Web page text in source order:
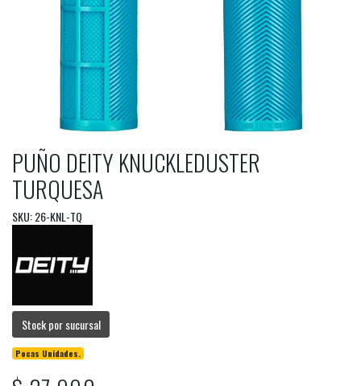
PUÑO DEITY KNUCKLEDUSTER
TURQUESA
SKU: 26-KNL-TQ
Stock por sucursal
Pocas Unidades.